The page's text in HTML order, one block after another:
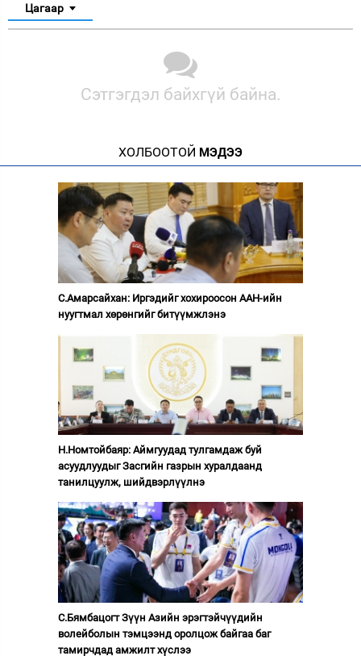
Цагаар
Сэтгэгдэл байхгүй байна.
ХОЛБООТОЙ МЭДЭЭ
С.Амарсайхан: Иргэдийг хохироосон ААН-ийн
нуугтмал хөрөнгийг битүүмжлэнэ
Н.Номтойбаяр: Аймгуудад тулгамдаж буй
асуудлуудыг Засгийн газрын хуралдаанд
танилцуулж, шийдвэрлүүлнэ
С.Бямбацогт Зүүн Азийн эрэгтэйчүүдийн
волейболын тэмцээнд оролцож байгаа баг
тамирчдад амжилт хүслээ